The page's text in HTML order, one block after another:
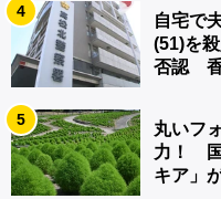
4
自宅で
(51)を
否認 香
5
丸いフ
力！ 国
キア」